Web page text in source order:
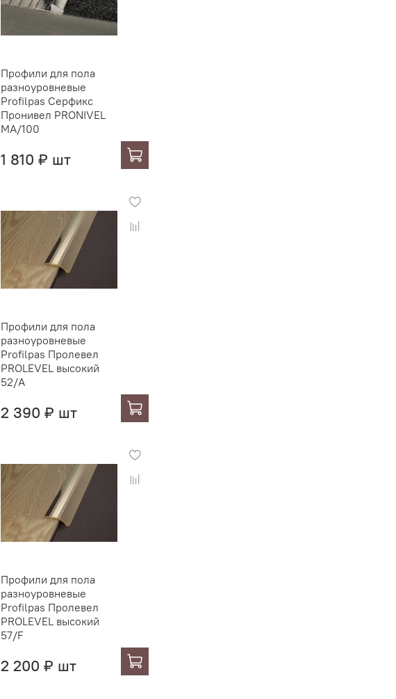
Профили для пола
разноуровневые
Profilpas Серфикс
Пронивел PRONIVEL
MA/100
1 810 ₽ шт
Профили для пола
разноуровневые
Profilpas Пролевел
PROLEVEL высокий
52/A
2 390 ₽ шт
Профили для пола
разноуровневые
Profilpas Пролевел
PROLEVEL высокий
57/F
2 200 ₽ шт